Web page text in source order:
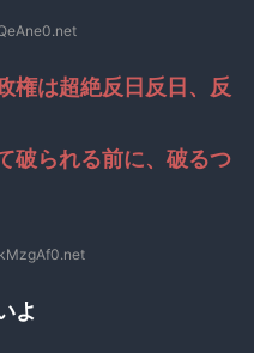
権は超絶反日反日、反
破られる前に、破るつ
よ